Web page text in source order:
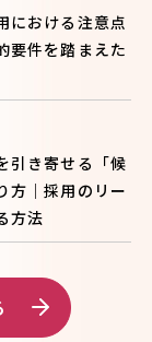
における注意点
要件を踏まえた
引き寄せる「候
方｜採用のリー
方法